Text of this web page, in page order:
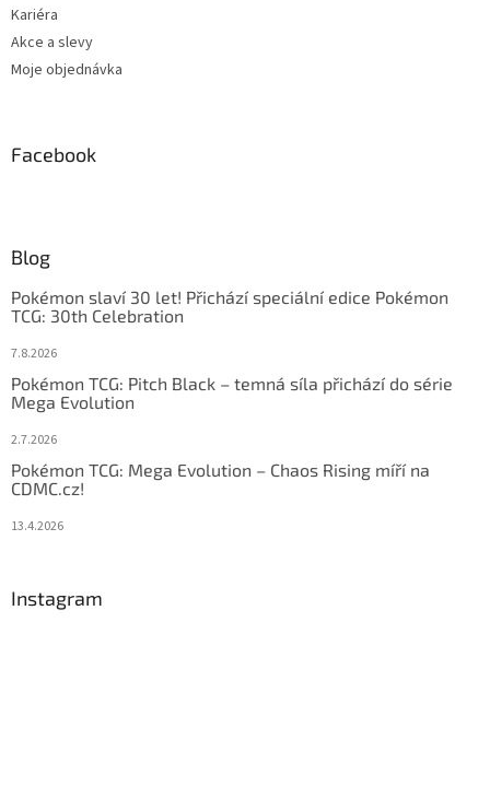
Kariéra
Akce a slevy
Moje objednávka
Facebook
Blog
Pokémon slaví 30 let! Přichází speciální edice Pokémon
TCG: 30th Celebration
7.8.2026
Pokémon TCG: Pitch Black – temná síla přichází do série
Mega Evolution
2.7.2026
Pokémon TCG: Mega Evolution – Chaos Rising míří na
CDMC.cz!
13.4.2026
Instagram